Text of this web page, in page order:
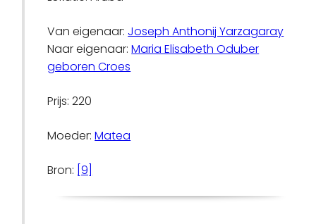
Van eigenaar: Joseph Anthonij Yarzagaray
Naar eigenaar:Maria Elisabeth Oduber
geboren Croes
Prijs: 220
Moeder:Matea
Bron: [9]